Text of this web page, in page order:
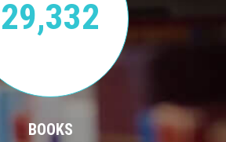
29,332
BOOKS